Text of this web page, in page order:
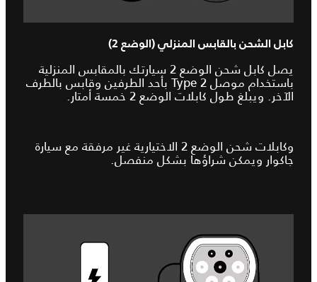
كابل الشحن بالقابس المنزلي (الوضع 2)
يصل كابل شحن الوضع 2 سيارتك بالمقابس المنزلية
باستخدام موصل Type 2 بأحد الطرفين وقابس بالطرف
الآخر. ويبلغ طول كابلات الوضع 2 خمسة أمتار.
وكابلات شحن الوضع 2 الاختيارية غير مرفقة مع سيارة
جاكوار ويمكن شراؤها بشكل منفصل.